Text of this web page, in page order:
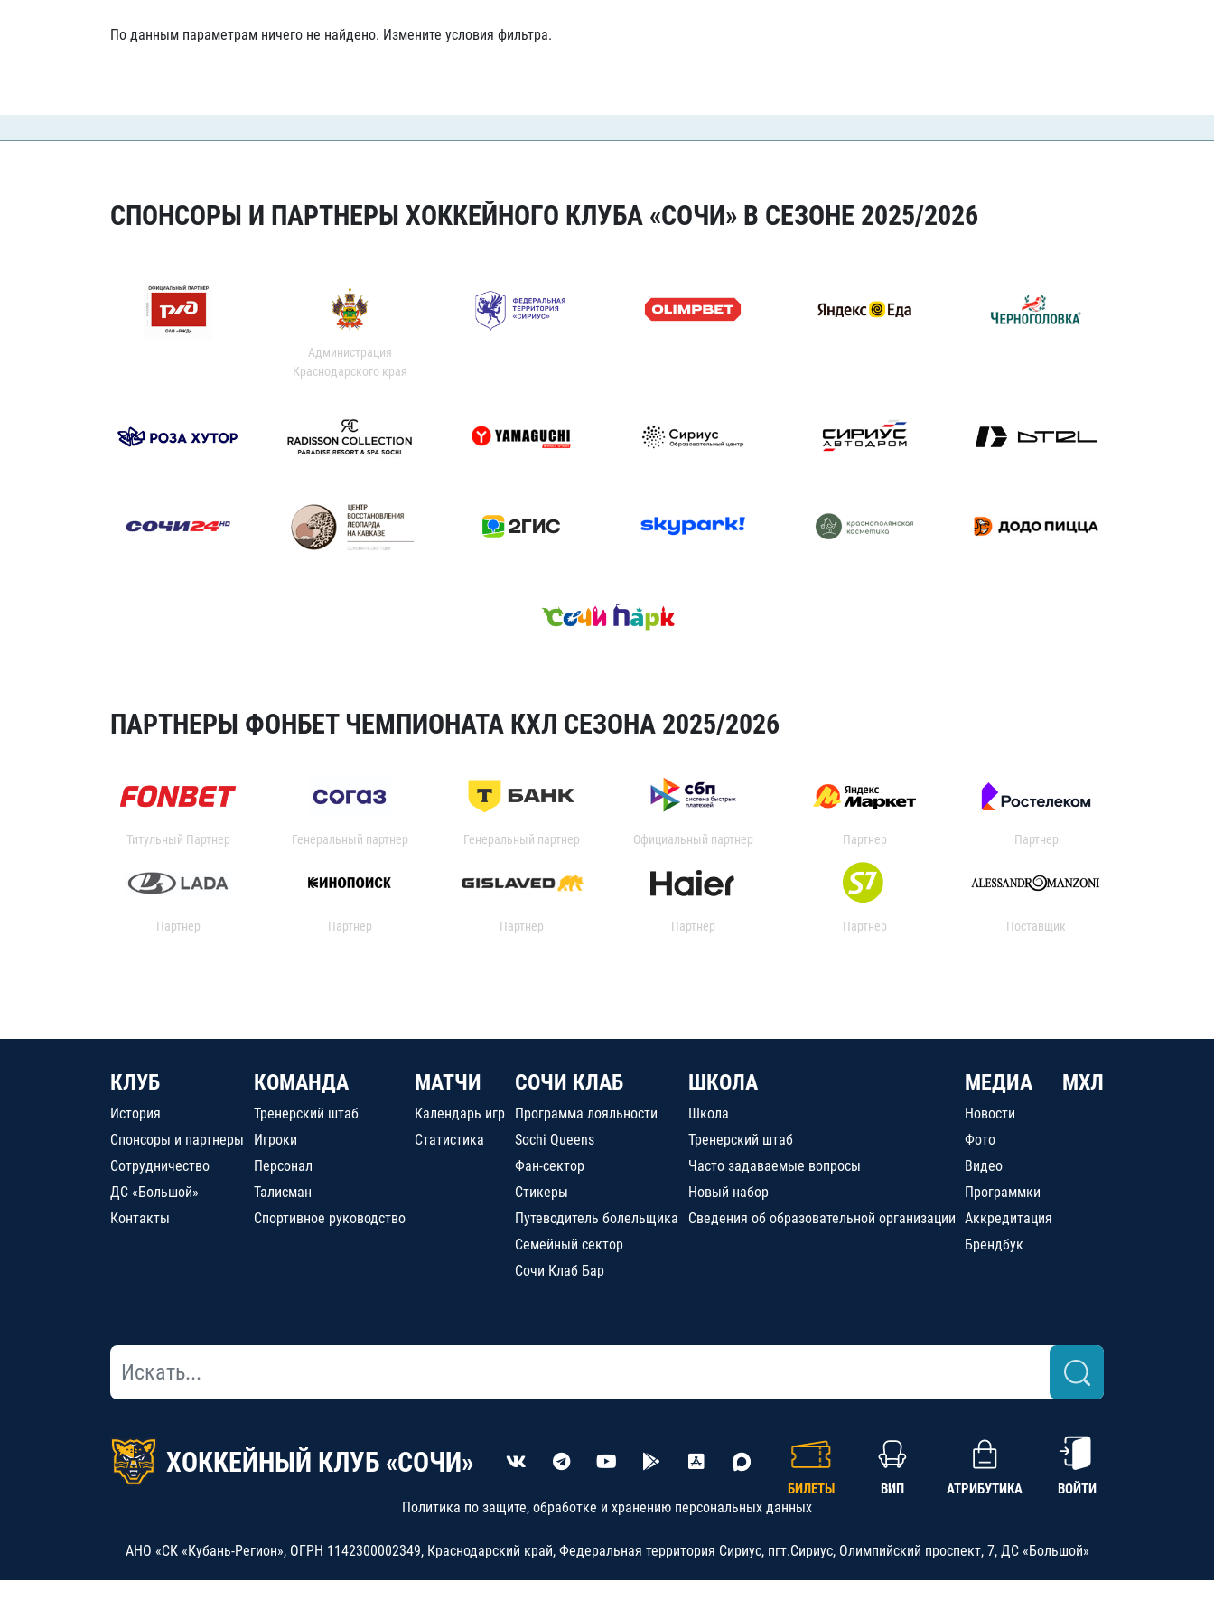
Северсталь Барыс
По данным параметрам ничего не найдено. Измените условия фильтра.
СПОНСОРЫ И ПАРТНЕРЫ ХОККЕЙНОГО КЛУБА «СОЧИ» В СЕЗОНЕ 2025/2026
Администрация
Краснодарского края
ПАРТНЕРЫ ФОНБЕТ ЧЕМПИОНАТА КХЛ СЕЗОНА 2025/2026
Титульный Партнер Генеральный партнер Генеральный партнер Официальный партнер Партнер Партнер
Партнер Партнер Партнер Партнер Партнер Поставщик
КЛУБ
История
Спонсоры и партнеры
Сотрудничество
ДС «Большой»
Контакты
КОМАНДА
Тренерский штаб
Игроки
Персонал
Талисман
Спортивное руководство
МАТЧИ
Календарь игр
Статистика
СОЧИ КЛАБ
Программа лояльности
Sochi Queens
Фан-сектор
Стикеры
Путеводитель болельщика
Семейный сектор
Сочи Клаб Бар
ШКОЛА
Школа
Тренерский штаб
Часто задаваемые вопросы
Новый набор
Сведения об образовательной организации
МЕДИА
Новости
Фото
Видео
Программки
Аккредитация
Брендбук
МХЛ
ХОККЕЙНЫЙ КЛУБ «СОЧИ»
БИЛЕТЫ ВИП АТРИБУТИКА ВОЙТИ
Политика по защите, обработке и хранению персональных данных
АНО «СК «Кубань-Регион», ОГРН 1142300002349, Краснодарский край, Федеральная территория Сириус, пгт.Сириус, Олимпийский проспект, 7, ДС «Большой»